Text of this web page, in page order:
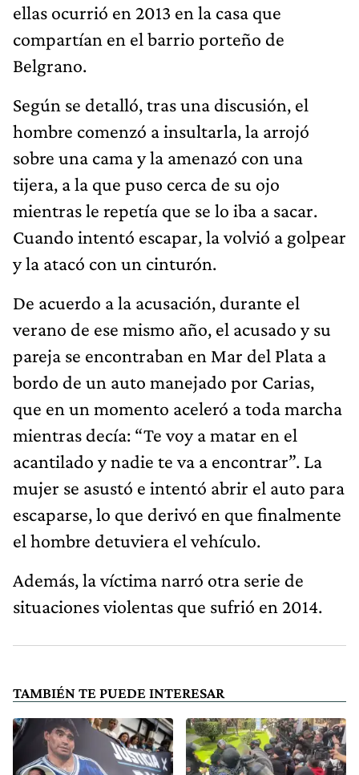
ellas ocurrió en 2013 en la casa que
compartían en el barrio porteño de
Belgrano.
Según se detalló, tras una discusión, el
hombre comenzó a insultarla, la arrojó
sobre una cama y la amenazó con una
tijera, a la que puso cerca de su ojo
mientras le repetía que se lo iba a sacar.
Cuando intentó escapar, la volvió a golpear
y la atacó con un cinturón.
De acuerdo a la acusación, durante el
verano de ese mismo año, el acusado y su
pareja se encontraban en Mar del Plata a
bordo de un auto manejado por Carias,
que en un momento aceleró a toda marcha
mientras decía: “Te voy a matar en el
acantilado y nadie te va a encontrar”. La
mujer se asustó e intentó abrir el auto para
escaparse, lo que derivó en que finalmente
el hombre detuviera el vehículo.
Además, la víctima narró otra serie de
situaciones violentas que sufrió en 2014.
TAMBIÉN TE PUEDE INTERESAR